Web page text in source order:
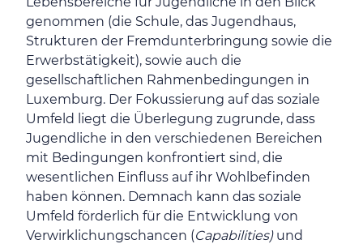
genommen (die Schule, das Jugendhaus,
Strukturen der Fremdunterbringung sowie die
Erwerbstätigkeit), sowie auch die
gesellschaftlichen Rahmenbedingungen in
Luxemburg. Der Fokussierung auf das soziale
Umfeld liegt die Überlegung zugrunde, dass
Jugendliche in den verschiedenen Bereichen
mit Bedingungen konfrontiert sind, die
wesentlichen Einfluss auf ihr Wohlbefinden
haben können. Demnach kann das soziale
Umfeld förderlich für die Entwicklung von
Verwirklichungschancen (Capabilities) und